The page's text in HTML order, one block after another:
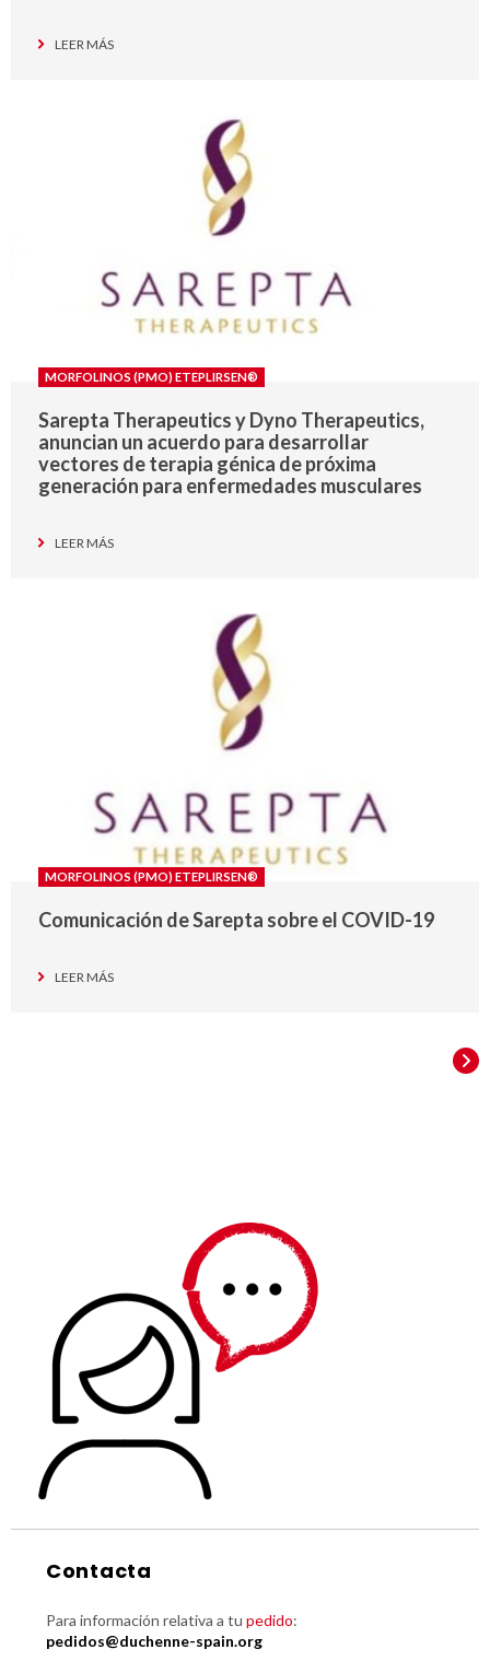
LEER MÁS
MORFOLINOS (PMO) ETEPLIRSEN®
Sarepta Therapeutics y Dyno Therapeutics,
anuncian un acuerdo para desarrollar
vectores de terapia génica de próxima
generación para enfermedades musculares
LEER MÁS
MORFOLINOS (PMO) ETEPLIRSEN®
Comunicación de Sarepta sobre el COVID-19
LEER MÁS
Contacta
Para información relativa a tu pedido:
pedidos@duchenne-spain.org